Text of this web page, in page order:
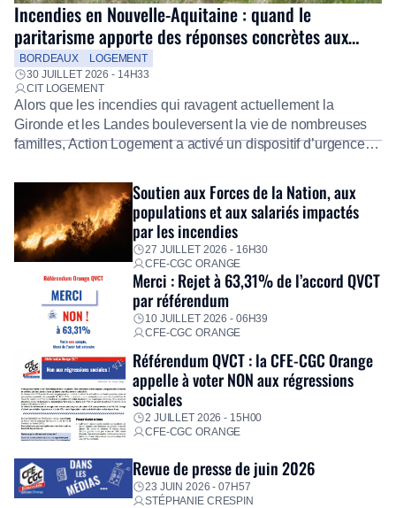
Incendies en Nouvelle-Aquitaine : quand le
paritarisme apporte des réponses concrètes aux
salariés
BORDEAUX
LOGEMENT
30 JUILLET 2026 - 14H33
CIT LOGEMENT
Alors que les incendies qui ravagent actuellement la
Gironde et les Landes bouleversent la vie de nombreuses
familles, Action Logement a activé un dispositif d’urgence
Fidèle à sa mission d’utilité sociale, le Groupe mobilise
immédiatement ses équipes afin de proposer un diagnostic
personnalisé, des aides financières pour faire face aux
premières dépenses, […]
Soutien aux Forces de la Nation, aux
populations et aux salariés impactés
par les incendies
27 JUILLET 2026 - 16H30
CFE-CGC ORANGE
Merci : Rejet à 63,31% de l’accord QVCT
par référendum
10 JUILLET 2026 - 06H39
CFE-CGC ORANGE
Référendum QVCT : la CFE-CGC Orange
appelle à voter NON aux régressions
sociales
2 JUILLET 2026 - 15H00
CFE-CGC ORANGE
Revue de presse de juin 2026
23 JUIN 2026 - 07H57
STÉPHANIE CRESPIN